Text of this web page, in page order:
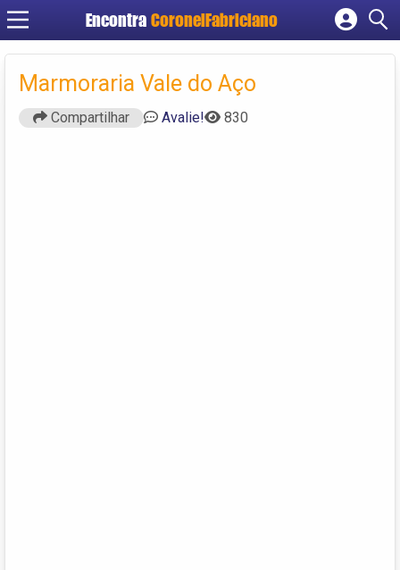
Encontra CoronelFabriciano
Cadastrar empresa
Criar conta
Marmoraria Vale do Aço
Compartilhar Avalie! 830